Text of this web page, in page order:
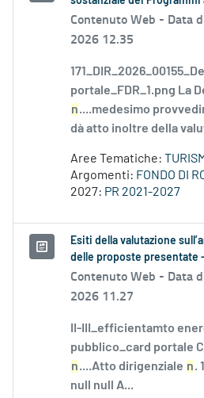
Contenuto Web - Data
2026 12.35
portale_FDR_1.png La
n....medesimo
dà atto inoltre della
Aree Tematiche:
Argomenti: FONDO DI
2027: PR 2021-2027
Esiti della valutazione
delle proposte presentate
Contenuto Web - Data
2026 11.27
II-III_efficientamto
pubblico_card portale
n....Atto dirigenziale n.
null null A...